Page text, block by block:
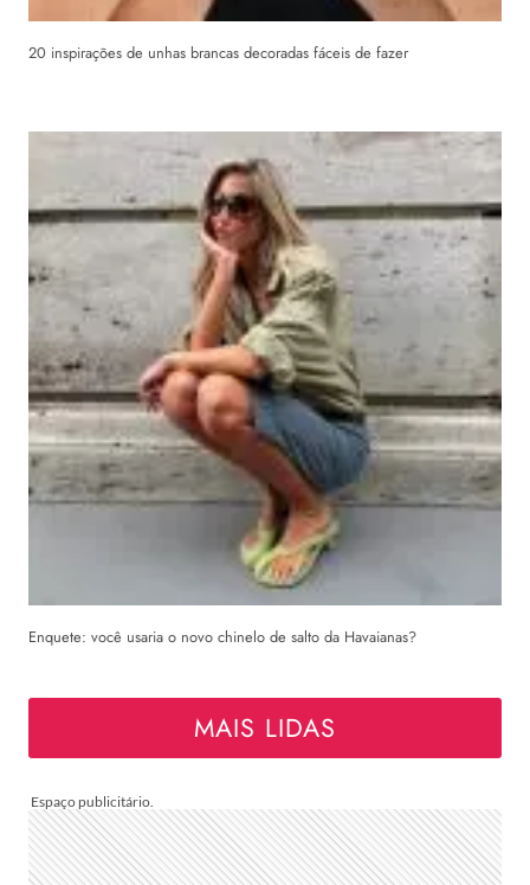
20 inspirações de unhas brancas decoradas fáceis de fazer
Enquete: você usaria o novo chinelo de salto da Havaianas?
MAIS LIDAS